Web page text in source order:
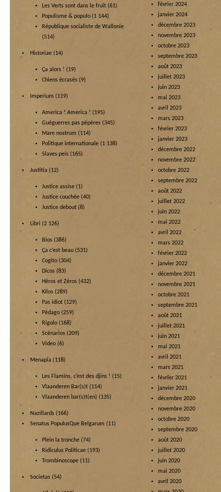
Les Verts sont dans le fruit (61)
Populisme & populo (1 144)
République socialiste de Wallonie
(514)
Historiae (14)
Ça alors ! (19)
Chiens écrasés (9)
Imperium (119)
America ! America ! (195)
Guéguerres pas pépères (345)
Mare nostrum (114)
Politique internationale (1 138)
Slaves peïs (165)
Justitia (12)
Justice assise (1)
Justice couchée (40)
Justice debout (8)
Libri (2 126)
Bios (386)
Ça c’est beau (531)
Cogito (304)
Dicos (83)
Héros et Zéros (432)
Kilos (289)
Pas idiot (129)
Pédago (259)
Rigolo (168)
Scénarios (209)
Video (6)
Menapia (118)
Les Flamins, c’est des djins ! (15)
Vlaanderen Bar(s)t (114)
Vlaanderen bar(s)t(en) (135)
Nazillards (166)
Senatus PopulusQue Belgarum (11)
Plein la tronche (74)
Ridiculus Politicae (193)
Trombinoscope (11)
Societas (54)
février 2024
janvier 2024
décembre 2023
novembre 2023
octobre 2023
septembre 2023
août 2023
juillet 2023
juin 2023
mai 2023
avril 2023
mars 2023
février 2023
janvier 2023
décembre 2022
novembre 2022
octobre 2022
septembre 2022
août 2022
juillet 2022
juin 2022
mai 2022
avril 2022
mars 2022
février 2022
janvier 2022
décembre 2021
novembre 2021
octobre 2021
septembre 2021
août 2021
juillet 2021
juin 2021
mai 2021
avril 2021
mars 2021
février 2021
janvier 2021
décembre 2020
novembre 2020
octobre 2020
septembre 2020
août 2020
juillet 2020
juin 2020
mai 2020
avril 2020